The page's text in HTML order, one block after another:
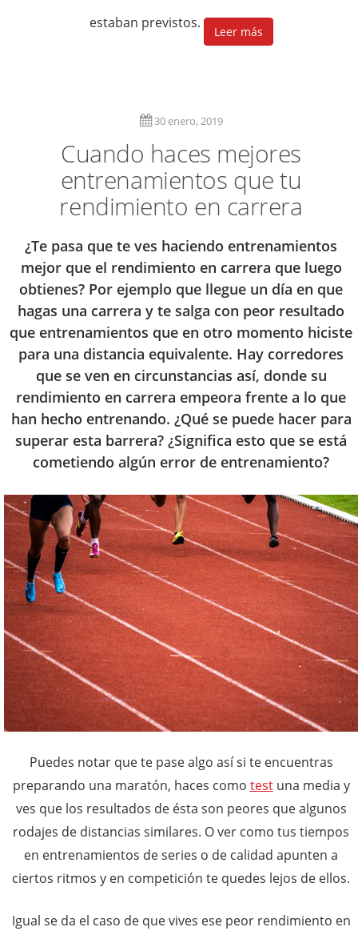
estaban previstos.
Leer más
30 enero, 2019
Cuando haces mejores
entrenamientos que tu
rendimiento en carrera
¿Te pasa que te ves haciendo entrenamientos
mejor que el rendimiento en carrera que luego
obtienes? Por ejemplo que llegue un día en que
hagas una carrera y te salga con peor resultado
que entrenamientos que en otro momento hiciste
para una distancia equivalente. Hay corredores
que se ven en circunstancias así, donde su
rendimiento en carrera empeora frente a lo que
han hecho entrenando. ¿Qué se puede hacer para
superar esta barrera? ¿Significa esto que se está
cometiendo algún error de entrenamiento?
Puedes notar que te pase algo así si te encuentras
preparando una maratón, haces como testuna media y
ves que los resultados de ésta son peores que algunos
rodajes de distancias similares. O ver como tus tiempos
en entrenamientos de series o de calidad apunten a
ciertos ritmos y en competición te quedes lejos de ellos.
Igual se da el caso de que vives ese peor rendimiento en